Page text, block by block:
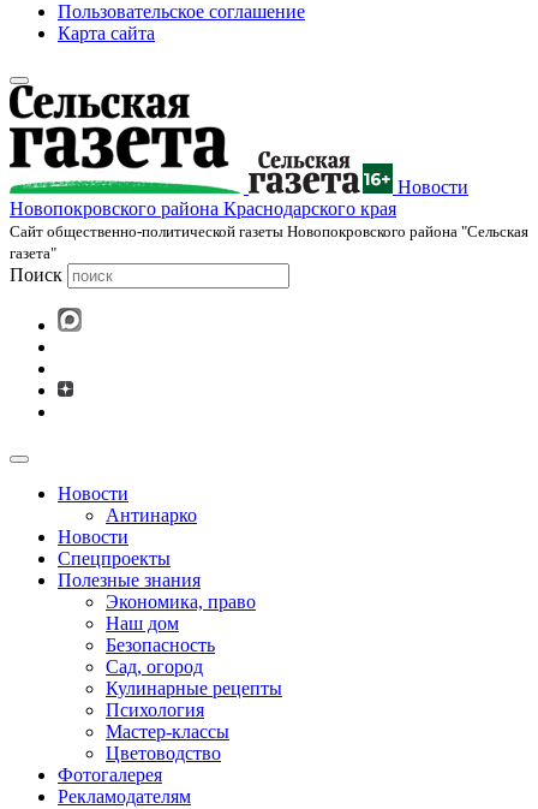
Пользовательское соглашение
Карта сайта
Новости
Новопокровского района Краснодарского края
Cайт общественно-политической газеты Новопокровского района "Сельская
газета"
Поиск
Новости
Антинарко
Новости
Спецпроекты
Полезные знания
Экономика, право
Наш дом
Безопасность
Сад, огород
Кулинарные рецепты
Психология
Мастер-классы
Цветоводство
Фотогалерея
Рекламодателям